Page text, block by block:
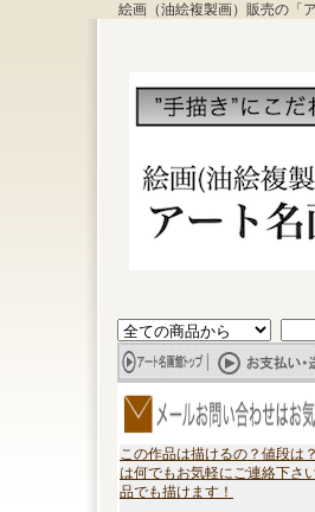
絵画（油絵複製画）販売の「
この作品は描けるの？値段は
は何でもお気軽にご連絡下さ
品でも描けます！